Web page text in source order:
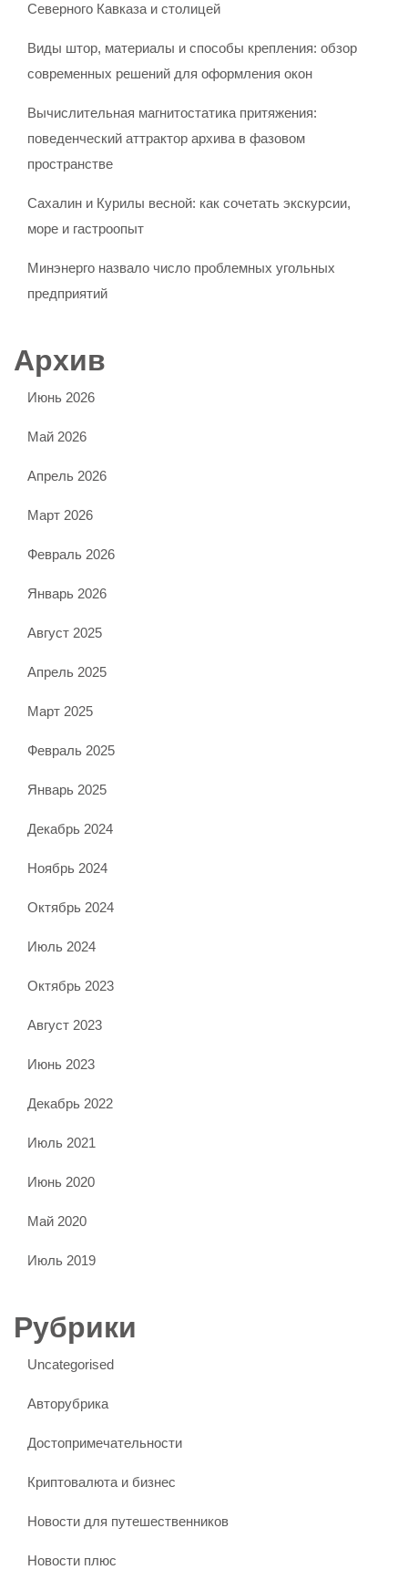
Северного Кавказа и столицей
Виды штор, материалы и способы крепления: обзор
современных решений для оформления окон
Вычислительная магнитостатика притяжения:
поведенческий аттрактор архива в фазовом
пространстве
Сахалин и Курилы весной: как сочетать экскурсии,
море и гастроопыт
Минэнерго назвало число проблемных угольных
предприятий
Архив
Июнь 2026
Май 2026
Апрель 2026
Март 2026
Февраль 2026
Январь 2026
Август 2025
Апрель 2025
Март 2025
Февраль 2025
Январь 2025
Декабрь 2024
Ноябрь 2024
Октябрь 2024
Июль 2024
Октябрь 2023
Август 2023
Июнь 2023
Декабрь 2022
Июль 2021
Июнь 2020
Май 2020
Июль 2019
Рубрики
Uncategorised
Авторубрика
Достопримечательности
Криптовалюта и бизнес
Новости для путешественников
Новости плюс